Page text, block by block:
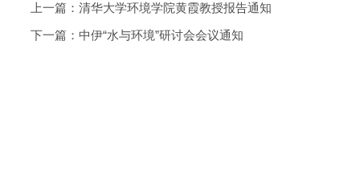
上一篇： 清华大学环境学院黄霞教授报告通知
下一篇： 中伊“水与环境”研讨会会议通知